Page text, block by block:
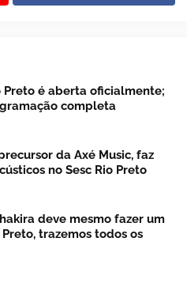
Preto é aberta oficialmente;
completa
da Axé Music, faz
no Sesc Rio Preto
deve mesmo fazer um
trazemos todos os